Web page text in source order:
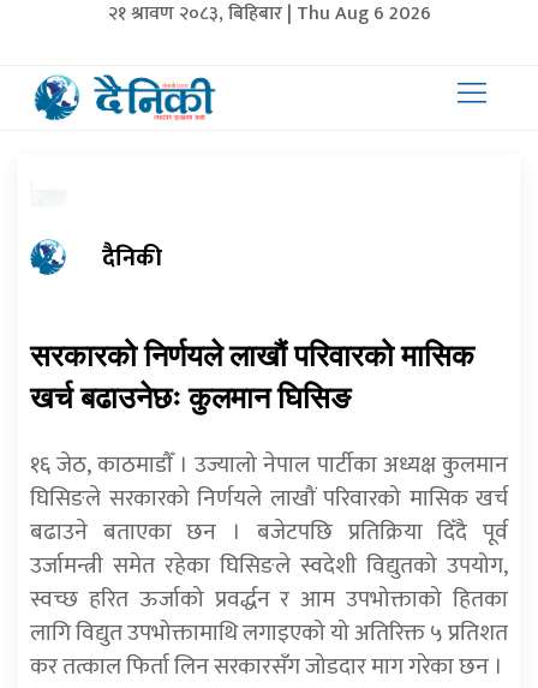
२१ श्रावण २०८३, बिहिबार | Thu Aug 6 2026
दैनिकी
सरकारको निर्णयले लाखौं परिवारको मासिक
खर्च बढाउनेछः कुलमान घिसिङ
१६ जेठ, काठमाडाैँ । उज्यालो नेपाल पार्टीका अध्यक्ष कुलमान
घिसिङले सरकारको निर्णयले लाखौं परिवारको मासिक खर्च
बढाउने बताएका छन । बजेटपछि प्रतिक्रिया दिँदै पूर्व
उर्जामन्त्री समेत रहेका घिसिङले स्वदेशी विद्युतको उपयोग,
स्वच्छ हरित ऊर्जाको प्रवर्द्धन र आम उपभोक्ताको हितका
लागि विद्युत उपभोक्तामाथि लगाइएको यो अतिरिक्त ५ प्रतिशत
कर तत्काल फिर्ता लिन सरकारसँग जोडदार माग गरेका छन ।